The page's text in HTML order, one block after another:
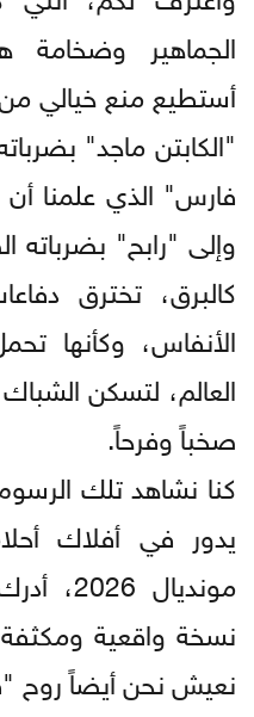
الجماهير وضخامة
أستطيع منع خيالي من
"الكابتن ماجد"
فارس" الذي علمنا
وإلى "رابح" بضرباته
كالبرق، تخترق
الأنفاس، وكأنها
العالم، لتسكن
صخباً وفرحاً.
كنا نشاهد تلك
يدور في أفلاك
نسخة واقعية
نعيش نحن أيضاً روح